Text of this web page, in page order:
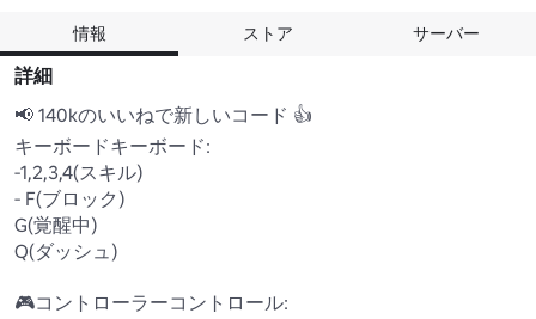
情報 ストア サーバー
詳細
📢 140kのいいねで新しいコード 👍
キーボードキーボード:
-1,2,3,4(スキル)
- F(ブロック)
G(覚醒中)
Q(ダッシュ)
🎮コントローラーコントロール: